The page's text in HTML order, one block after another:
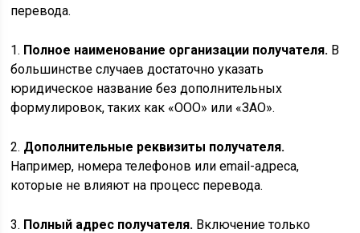
перевода.
1. Полное наименование организации получателя. В
большинстве случаев достаточно указать
юридическое название без дополнительных
формулировок, таких как «ООО» или «ЗАО».
2. Дополнительные реквизиты получателя.
Например, номера телефонов или email-адреса,
которые не влияют на процесс перевода.
3. Полный адрес получателя. Включение только